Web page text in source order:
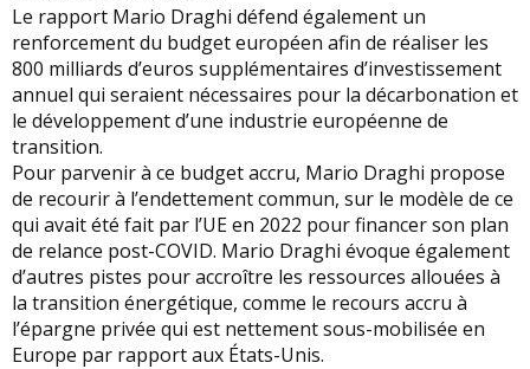
Le rapport Mario Draghi défend également un
renforcement du budget européen afin de réaliser les
800 milliards d’euros supplémentaires d’investissement
annuel qui seraient nécessaires pour la décarbonation et
le développement d’une industrie européenne de
transition.
Pour parvenir à ce budget accru, Mario Draghi propose
de recourir à l’endettement commun, sur le modèle de ce
qui avait été fait par l’UE en 2022 pour financer son plan
de relance post-COVID. Mario Draghi évoque également
d’autres pistes pour accroître les ressources allouées à
la transition énergétique, comme le recours accru à
l’épargne privée qui est nettement sous-mobilisée en
Europe par rapport aux États-Unis.